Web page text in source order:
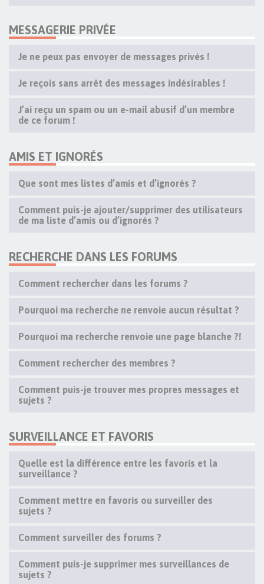
MESSAGERIE PRIVÉE
Je ne peux pas envoyer de messages privés !
Je reçois sans arrêt des messages indésirables !
J’ai reçu un spam ou un e-mail abusif d’un membre
de ce forum !
AMIS ET IGNORÉS
Que sont mes listes d’amis et d’ignorés ?
Comment puis-je ajouter/supprimer des utilisateurs
de ma liste d’amis ou d’ignorés ?
RECHERCHE DANS LES FORUMS
Comment rechercher dans les forums ?
Pourquoi ma recherche ne renvoie aucun résultat ?
Pourquoi ma recherche renvoie une page blanche ?!
Comment rechercher des membres ?
Comment puis-je trouver mes propres messages et
sujets ?
SURVEILLANCE ET FAVORIS
Quelle est la différence entre les favoris et la
surveillance ?
Comment mettre en favoris ou surveiller des
sujets ?
Comment surveiller des forums ?
Comment puis-je supprimer mes surveillances de
sujets ?